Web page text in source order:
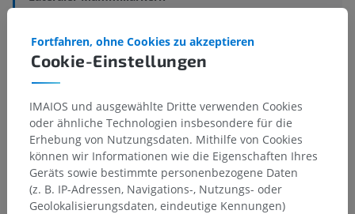
Teil gibt es keine zugehörigen Strukturen
Anatomie des Menschen 1
Anatomie des Menschen
Cookie-Einstellungen
Fortfahren, ohne Cookies zu akzeptieren
IMAIOS und ausgewählte Dritte verwenden Cookies
oder ähnliche Technologien insbesondere für die
Erhebung von Nutzungsdaten. Mithilfe von Cookies
können wir Informationen wie die Eigenschaften Ihres
Geräts sowie bestimmte personenbezogene Daten
(z. B. IP-Adressen, Navigations-, Nutzungs- oder
Geolokalisierungsdaten, eindeutige Kennungen)